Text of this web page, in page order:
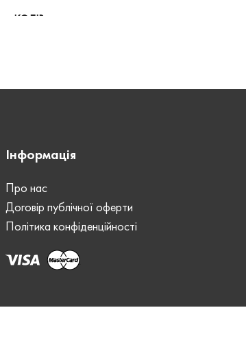
КОЛІР
СТАТЬ
ЗАСТІБКА
Інформація
Про нас
Договір публічної оферти
Політика конфіденційності